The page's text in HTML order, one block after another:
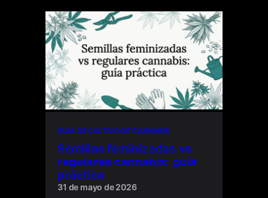
GUÍA DE CULTIVO DE CANNABIS
Semillas feminizadas vs
regulares cannabis: guía
práctica
31 de mayo de 2026